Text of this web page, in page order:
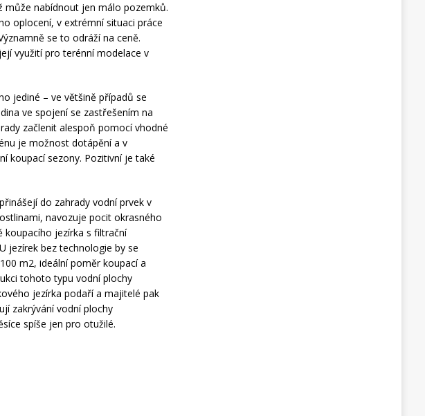
nabídnout jen málo pozemků.
oplocení, v extrémní situaci práce
se to odráží na ceně.
využití pro terénní modelace v
jediné – ve většině případů se
ve spojení se zastřešením na
začlenit alespoň pomocí vhodné
je možnost dotápění a v
koupací sezony. Pozitivní je také
do zahrady vodní prvek v
navozuje pocit okrasného
koupacího jezírka s filtrační
jezírek bez technologie by se
m2, ideální poměr koupací a
tohoto typu vodní plochy
jezírka podaří a majitelé pak
zakrývání vodní plochy
spíše jen pro otužilé.